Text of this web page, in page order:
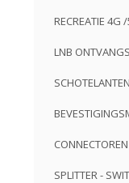
RECREATIE 4G
LNB
CONNECTOREN
SPLITTER -